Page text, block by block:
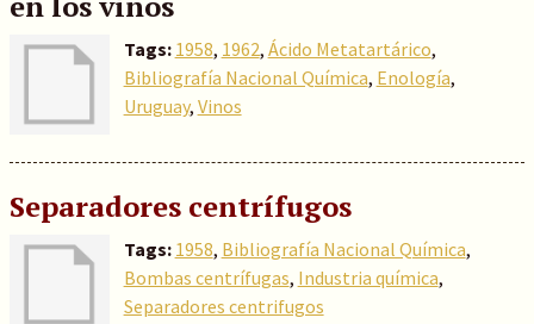
Tags: 1958, 1962, Ácido Metatartárico,
Bibliografía Nacional Química, Enología,
Uruguay, Vinos
Separadores centrífugos
Tags: 1958, Bibliografía Nacional Química,
Bombas centrífugas, Industria química,
Separadores centrifugos